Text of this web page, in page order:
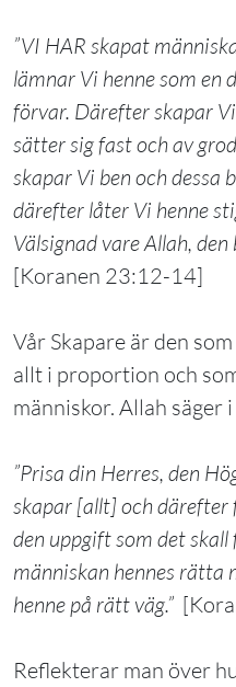
”VI HAR skapat
lämnar Vi henne som en
förvar. Därefter skapar
sätter sig fast och av
skapar Vi ben och dessa
därefter låter Vi henne
Välsignad vare Allah,
[Koranen 23:12-14]
Vår Skapare är den
allt i proportion och
människor. Allah säger
”Prisa din Herres, den
skapar [allt] och
den uppgift som det skall
människan hennes rätta
henne på rätt väg.”
Reflekterar man över